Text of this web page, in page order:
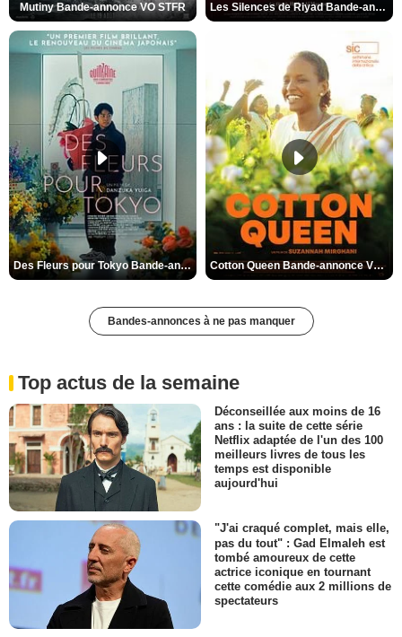
Mutiny Bande-annonce VO STFR Les Silences de Riyad Bande-annonce VO STFR
Des Fleurs pour Tokyo Bande-annonce VO STFR Cotton Queen Bande-annonce VO STFR
Bandes-annonces à ne pas manquer
Top actus de la semaine
Déconseillée aux moins de 16
ans : la suite de cette série
Netflix adaptée de l'un des 100
meilleurs livres de tous les
temps est disponible
aujourd'hui
"J'ai craqué complet, mais elle,
pas du tout" : Gad Elmaleh est
tombé amoureux de cette
actrice iconique en tournant
cette comédie aux 2 millions de
spectateurs